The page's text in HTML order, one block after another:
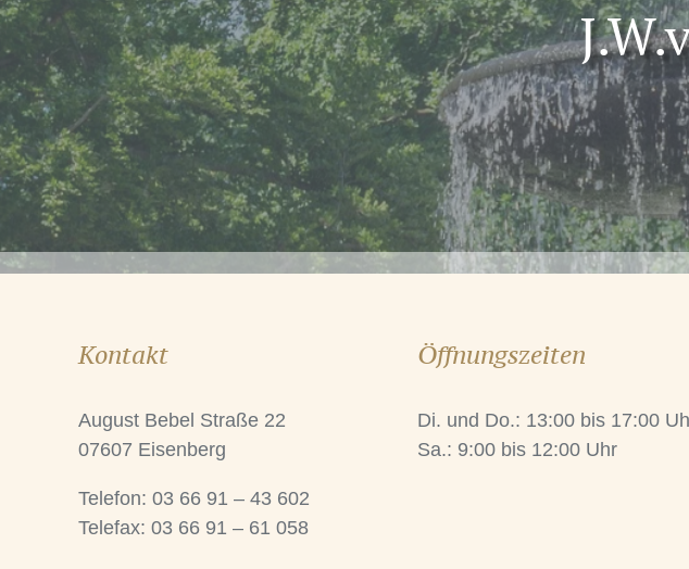
Kontakt
August Bebel Straße 22
07607 Eisenberg
Telefon: 03 66 91 – 43 602
Telefax: 03 66 91 – 61 058
Öffnungszeiten
Di. und Do.: 13:00 bis 17:00
Sa.: 9:00 bis 12:00 Uhr